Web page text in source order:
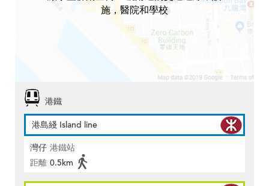
施，醫院和學校
港鐵
港島綫 Island line
灣仔 港鐵站
距離 0.5km